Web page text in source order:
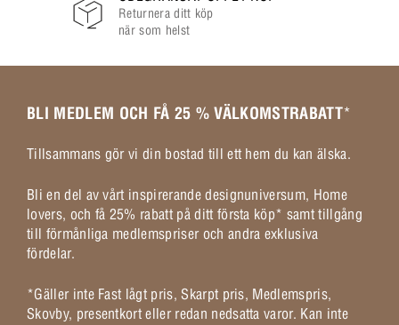
Returnera ditt köp
när som helst
BLI MEDLEM OCH FÅ 25 % VÄLKOMSTRABATT*
Tillsammans gör vi din bostad till ett hem du kan älska.
Bli en del av vårt inspirerande designuniversum, Home
lovers, och få 25% rabatt på ditt första köp* samt tillgång
till förmånliga medlemspriser och andra exklusiva
fördelar.
*Gäller inte Fast lågt pris, Skarpt pris, Medlemspris,
Skovby, presentkort eller redan nedsatta varor. Kan inte